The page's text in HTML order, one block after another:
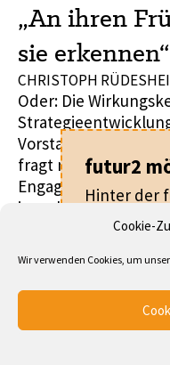
Cookie-
Wir verwenden Cookies, um
„An ihren
sie
CHRISTOPH
Oder: Die
Vorstand einer
fragt nach einer
Engagements und
innerhalb des
einige
Der ehrenamtliche
geworden, der sich
futur2
Hinter der
dem alle
Für nur20
sondern